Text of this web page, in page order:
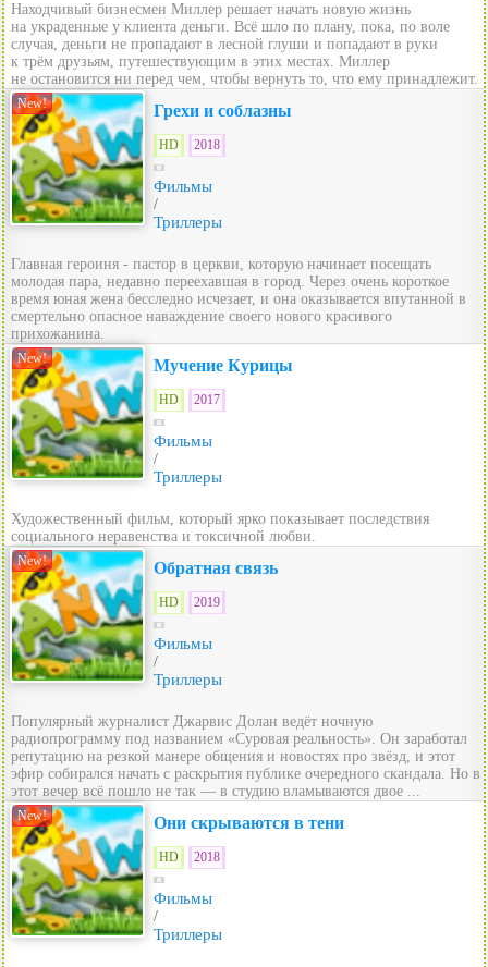
Находчивый бизнесмен Миллер решает начать новую жизнь
на украденные у клиента деньги. Всё шло по плану, пока, по воле
случая, деньги не пропадают в лесной глуши и попадают в руки
к трём друзьям, путешествующим в этих местах. Миллер
не остановится ни перед чем, чтобы вернуть то, что ему принадлежит.
New! Грехи и соблазны
HD 2018
Фильмы
/
Триллеры
Главная героиня - пастор в церкви, которую начинает посещать
молодая пара, недавно переехавшая в город. Через очень короткое
время юная жена бесследно исчезает, и она оказывается впутанной в
смертельно опасное наваждение своего нового красивого
прихожанина.
New! Мучение Курицы
HD 2017
Фильмы
/
Триллеры
Художественный фильм, который ярко показывает последствия
социального неравенства и токсичной любви.
New! Обратная связь
HD 2019
Фильмы
/
Триллеры
Популярный журналист Джарвис Долан ведёт ночную
радиопрограмму под названием «Суровая реальность». Он заработал
репутацию на резкой манере общения и новостях про звёзд, и этот
эфир собирался начать с раскрытия публике очередного скандала. Но в
этот вечер всё пошло не так — в студию вламываются двое ...
New! Они скрываются в тени
HD 2018
Фильмы
/
Триллеры